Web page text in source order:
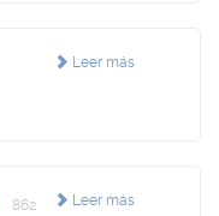
Leer más
Leer más
862